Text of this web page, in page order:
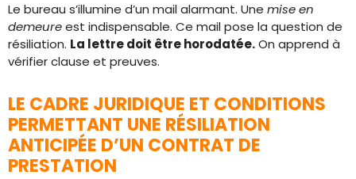
Le bureau s’illumine d’un mail alarmant. Une mise en
demeureest indispensable. Ce mail pose la question de
résiliation. La lettre doit être horodatée.On apprend à
vérifier clause et preuves.
LE CADRE JURIDIQUE ET CONDITIONS
PERMETTANT UNE RÉSILIATION
ANTICIPÉE D’UN CONTRAT DE
PRESTATION